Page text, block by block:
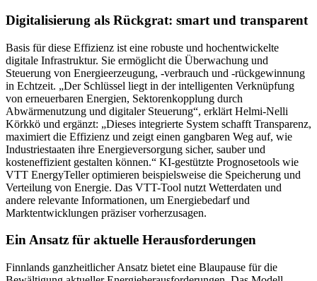
Digitalisierung als Rückgrat: smart und transparent
Basis für diese Effizienz ist eine robuste und hochentwickelte
digitale Infrastruktur. Sie ermöglicht die Überwachung und
Steuerung von Energieerzeugung, -verbrauch und -rückgewinnung
in Echtzeit. „Der Schlüssel liegt in der intelligenten Verknüpfung
von erneuerbaren Energien, Sektorenkopplung durch
Abwärmenutzung und digitaler Steuerung“, erklärt Helmi-Nelli
Körkkö und ergänzt: „Dieses integrierte System schafft Transparenz,
maximiert die Effizienz und zeigt einen gangbaren Weg auf, wie
Industriestaaten ihre Energieversorgung sicher, sauber und
kosteneffizient gestalten können.“ KI-gestützte Prognosetools wie
VTT EnergyTeller optimieren beispielsweise die Speicherung und
Verteilung von Energie. Das VTT-Tool nutzt Wetterdaten und
andere relevante Informationen, um Energiebedarf und
Marktentwicklungen präziser vorherzusagen.
Ein Ansatz für aktuelle Herausforderungen
Finnlands ganzheitlicher Ansatz bietet eine Blaupause für die